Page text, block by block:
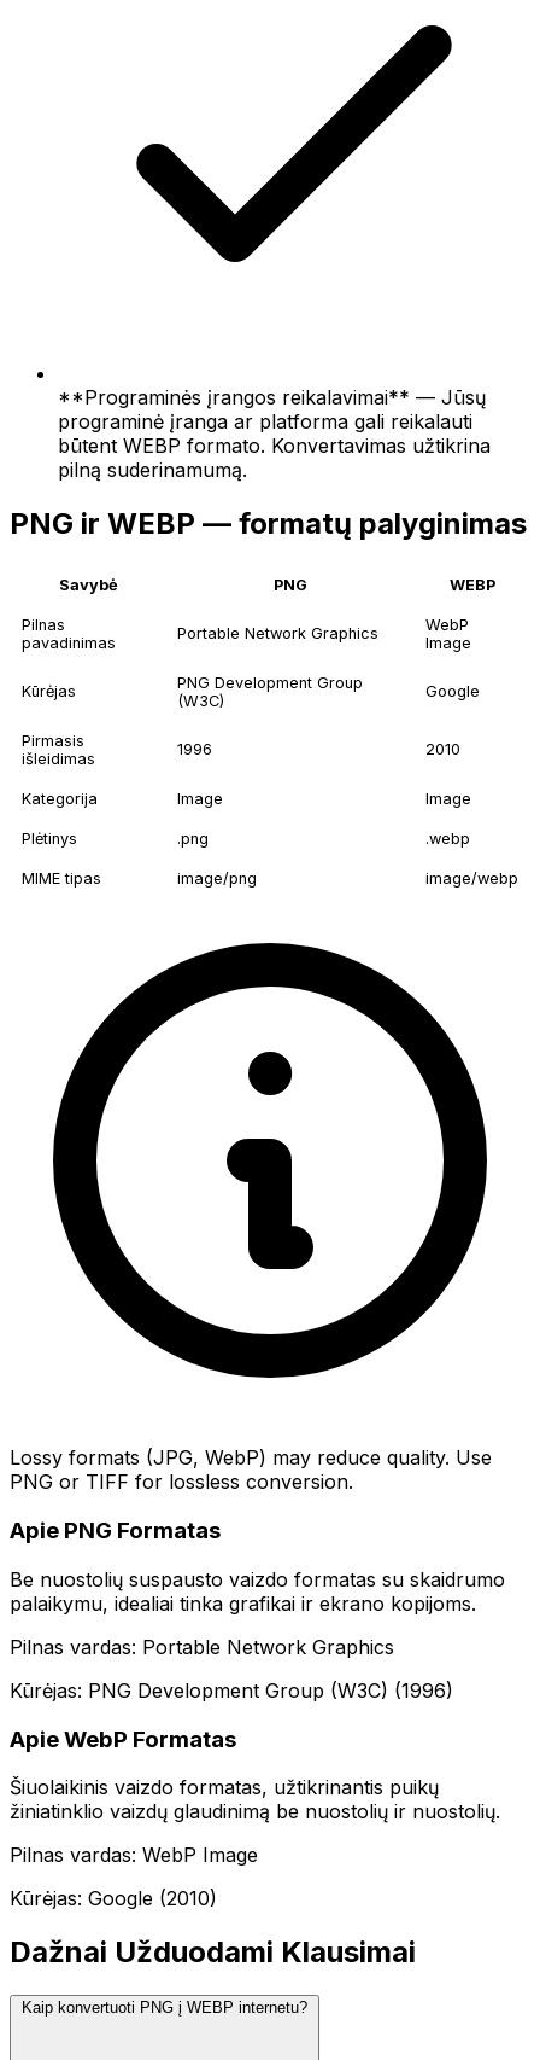
**Programinės įrangos reikalavimai** — Jūsų
programinė įranga ar platforma gali reikalauti
būtent WEBP formato. Konvertavimas užtikrina
pilną suderinamumą.
PNG ir WEBP — formatų palyginimas
Savybė PNG WEBP
Pilnas
pavadinimas
Portable Network Graphics
WebP
Image
Kūrėjas
PNG Development Group
(W3C)
Google
Pirmasis
išleidimas
1996 2010
Kategorija Image Image
Plėtinys .png .webp
MIME tipas image/png image/webp
Lossy formats (JPG, WebP) may reduce quality. Use
PNG or TIFF for lossless conversion.
Apie PNG Formatas
Be nuostolių suspausto vaizdo formatas su skaidrumo
palaikymu, idealiai tinka grafikai ir ekrano kopijoms.
Pilnas vardas: Portable Network Graphics
Kūrėjas: PNG Development Group (W3C) (1996)
Apie WebP Formatas
Šiuolaikinis vaizdo formatas, užtikrinantis puikų
žiniatinklio vaizdų glaudinimą be nuostolių ir nuostolių.
Pilnas vardas: WebP Image
Kūrėjas: Google (2010)
Dažnai Užduodami Klausimai
Kaip konvertuoti PNG į WEBP internetu?